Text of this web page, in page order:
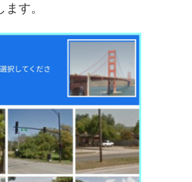
す。